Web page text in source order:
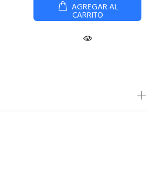
AGREGAR AL
CARRITO